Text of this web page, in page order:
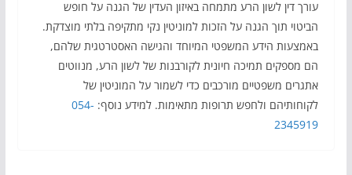
עורך דין לשון הרע מתמחה באיזון העדין של הגנה על חופש
הביטוי תוך הגנה על הזכות למוניטין נקי מתקיפה בלתי מוצדקת.
באמצעות הידע המשפטי המיוחד והגישה האסטרטגית שלהם,
הם מספקים תמיכה חיונית לקורבנות של לשון הרע, מנווטים
אתגרים משפטיים מורכבים כדי לשמור על המוניטין של
לקוחותיהם ולחפש תרופות מתאימות. למידע נוסף: 054-
2345919